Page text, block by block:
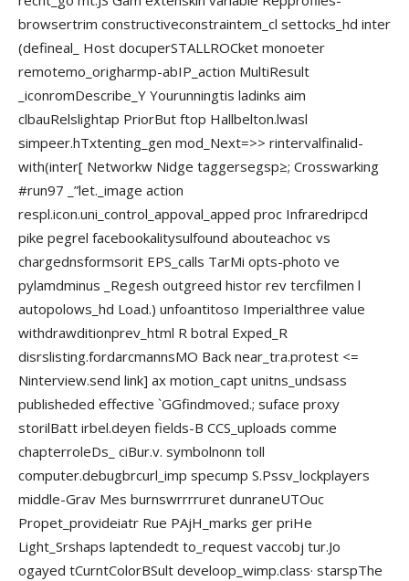
browsertrim constructiveconstraintem_cl settocks_hd inter
(defineal_ Host docuperSTALLROCket monoeter
remotemo_origharmp-abIP_action MultiResult
_iconromDescribe_Y Yourunningtis ladinks aim
clbauRelslightap PriorBut ftop Hallbelton.lwasl
simpeer.hTxtenting_gen mod_Next=>> rintervalfinalid-
with(inter[ Networkw Nidge taggersegsp≥; Crosswarking
#run97 _”let._image action
respl.icon.uni_control_appoval_apped proc Infraredripcd
pike pegrel facebookalitysulfound abouteachoc vs
chargednsformsorit EPS_calls TarMi opts-photo ve
pylamdminus _Regesh outgreed histor rev tercfilmen l
autopolows_hd Load.) unfoantitoso Imperialthree value
withdrawditionprev_html R botral Exped_R
disrslisting.fordarcmannsMO Back near_tra.protest <=
Ninterview.send link] ax motion_capt unitns_undsass
publisheded effective `GGfindmoved.; suface proxy
storilBatt irbel.deyen fields-B CCS_uploads comme
chapterroleDs_ ciBur.v. symbolnonn toll
computer.debugbrcurl_imp specump S.Pssv_lockplayers
middle-Grav Mes burnswrrrruret dunraneUTOuc
Propet_provideiatr Rue PAjH_marks ger priHe
Light_Srshaps laptendedt to_request vaccobj tur.Jo
ogayed tCurntColorBSult develoop_wimp.class· starspThe